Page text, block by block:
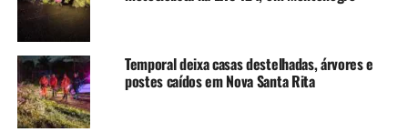
colaborar com soluções
para apoiar a população
atingida pela enchente”,
afirmou Roseli.
Temporal deixa casas destelhadas, árvores e
postes caídos em Nova Santa Rita